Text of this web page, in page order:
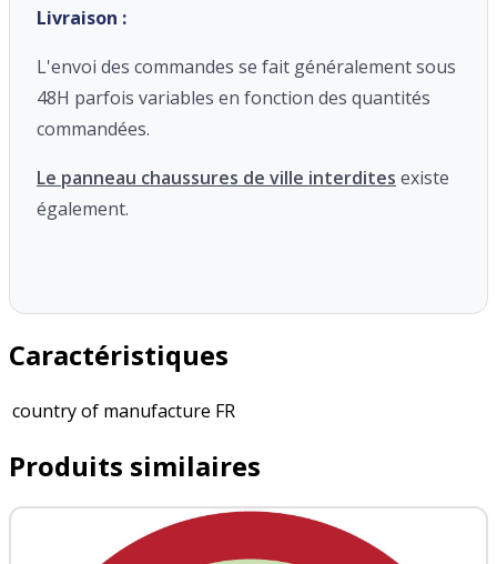
Livraison :
L'envoi des commandes se fait généralement sous
48H parfois variables en fonction des quantités
commandées.
Le panneau chaussures de ville interdites existe
également.
Caractéristiques
country of manufacture FR
Produits similaires